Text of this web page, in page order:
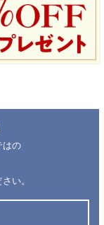
はの
い。